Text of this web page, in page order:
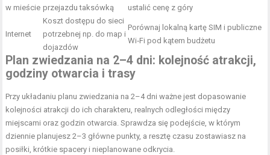
w mieście przejazdu taksówką
ustalić cenę z góry
Internet
Koszt dostępu do sieci
potrzebnej np. do map i
dojazdów
Porównaj lokalną kartę SIM i publiczne
Wi‑Fi pod kątem budżetu
Plan zwiedzania na 2–4 dni: kolejność atrakcji,
godziny otwarcia i trasy
Przy układaniu planu zwiedzania na 2–4 dni ważne jest dopasowanie
kolejności atrakcji do ich charakteru, realnych odległości między
miejscami oraz godzin otwarcia. Sprawdza się podejście, w którym
dziennie planujesz 2–3 główne punkty, a resztę czasu zostawiasz na
posiłki, krótkie spacery i nieplanowane odkrycia.